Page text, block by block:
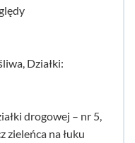
Działki:
drogowej – nr 5,
zieleńca na łuku